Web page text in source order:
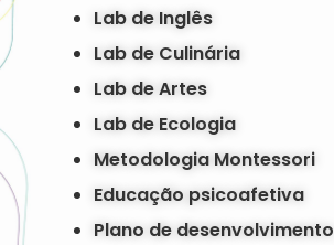
Lab de Inglês
Lab de Culinária
Lab de Artes
Lab de Ecologia
Metodologia Montessori
Educação psicoafetiva
Plano de desenvolvimento